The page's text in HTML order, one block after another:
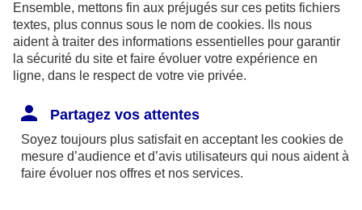
prudentiel et de résolution (ACPR) : - 4
Place de Budapest - CS 92459 - 75436
Paris Cedex 09. Le détail des procédures de
recours et de réclamation et les
disponibles sur le site axa.fr.
AXA France IARD et AXA France Vie sont
mandataires exclusifs en opérations de
Ensemble, mettons fin aux préjugés sur ces petits fichiers
textes, plus connus sous le nom de cookies. Ils nous
aident à traiter des informations essentielles pour garantir
la sécurité du site et faire évoluer votre expérience en
ligne, dans le respect de votre vie privée.
Partagez vos attentes
Soyez toujours plus satisfait en acceptant les cookies de
mesure d’audience et d’avis utilisateurs qui nous aident à
faire évoluer nos offres et nos services.